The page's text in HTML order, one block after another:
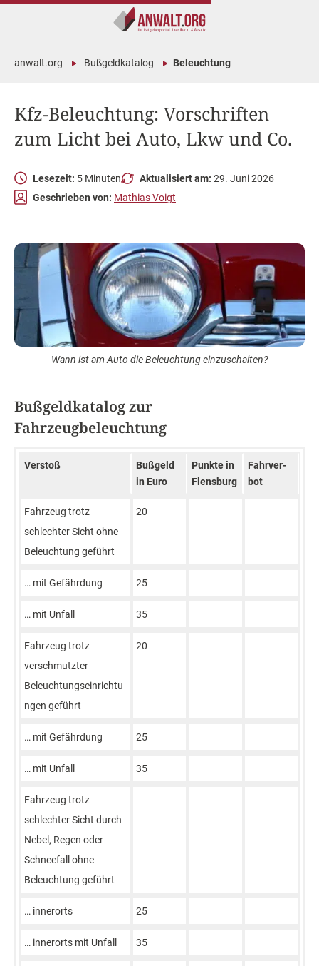
Kfz-Beleuchtung: Vorschriften
zum Licht bei Auto, Lkw und Co.
anwalt.org Bußgeldkatalog Beleuchtung
Lesezeit: 5 Minuten Aktualisiert am: 29. Juni 2026
Geschrieben von: Mathias Voigt
Wann ist am Auto die Beleuchtung einzuschalten?
Bußgeldkatalog zur
Fahrzeugbeleuchtung
Verstoß
Bußgeld
in Euro
Punkte in
Flensburg
Fahr­ver­
bot
Fahrzeug trotz
schlechter Sicht ohne
Beleuchtung geführt
20
… mit Gefährdung 25
… mit Unfall 35
Fahrzeug trotz
verschmutzter
Beleuchtungseinrichtu
ngen geführt
20
… mit Gefährdung 25
… mit Unfall 35
Fahrzeug trotz
schlechter Sicht durch
Nebel, Regen oder
Schneefall ohne
Beleuchtung geführt
… innerorts 25
… innerorts mit Unfall 35